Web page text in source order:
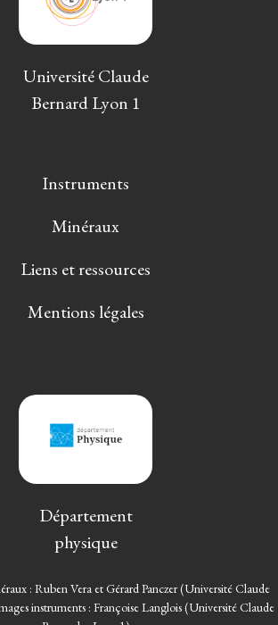
Université Claude
Bernard Lyon 1
Instruments
Minéraux
Liens et ressources
Mentions légales
Département
physique
: Ruben Vera et Gérard Panczer (Université Claude
instruments : Françoise Langlois (Université Claude